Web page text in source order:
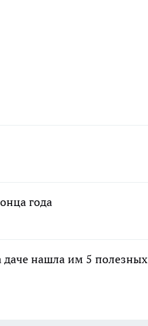
года
даче нашла им 5 полезных